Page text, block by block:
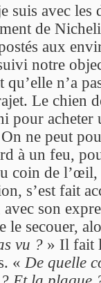
suis avec les
de
aux
notre
qu’elle n’a
Le chien
pour
ne peut
à un feu,
coin de l’œil,
s’est fait
son
le secouer,
vu ? » Il fait
« De quelle